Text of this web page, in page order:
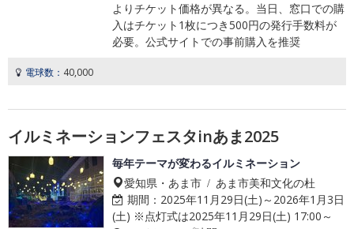
よりチケット価格が異なる。当日、窓口での購
入はチケット1枚につき500円の発行手数料が
必要。公式サイトでの事前購入を推奨
電球数： 40,000
イルミネーションフェスタinあま2025
毎年テーマが変わるイルミネーション
愛知県・あま市 / あま市美和文化の杜
期間： 2025年11月29日(土)～2026年1月3日
(土) ※点灯式は2025年11月29日(土) 17:00～